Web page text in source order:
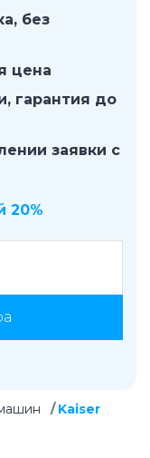
без
цена
гарантия до
заявки с
20%
Kaiser